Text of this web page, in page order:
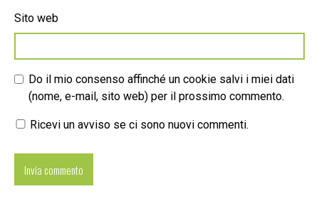
Sito web
Do il mio consenso affinché un cookie salvi i miei dati
(nome, e-mail, sito web) per il prossimo commento.
Ricevi un avviso se ci sono nuovi commenti.